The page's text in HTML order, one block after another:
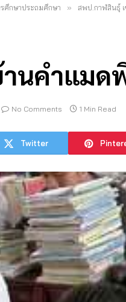
ศึกษาประถมศึกษา » สพป.กาฬสินธุ์ เ
านคำแม
No Comments 1 Min Read
Twitter